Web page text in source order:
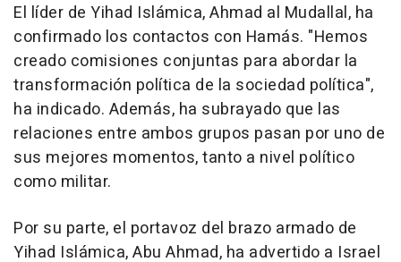
El líder de Yihad Islámica, Ahmad al Mudallal, ha
confirmado los contactos con Hamás. "Hemos
creado comisiones conjuntas para abordar la
transformación política de la sociedad política",
ha indicado. Además, ha subrayado que las
relaciones entre ambos grupos pasan por uno de
sus mejores momentos, tanto a nivel político
como militar.
Por su parte, el portavoz del brazo armado de
Yihad Islámica, Abu Ahmad, ha advertido a Israel